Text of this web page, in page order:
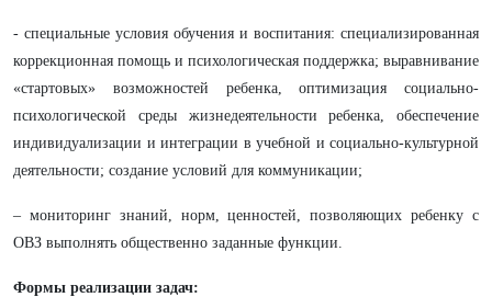
- специальные условия обучения и воспитания: специализированная
коррекционная помощь и психологическая поддержка; выравнивание
«стартовых» возможностей ребенка, оптимизация социально-
психологической среды жизнедеятельности ребенка, обеспечение
индивидуализации и интеграции в учебной и социально-культурной
деятельности; создание условий для коммуникации;
– мониторинг знаний, норм, ценностей, позволяющих ребенку с
ОВЗ выполнять общественно заданные функции.
Формы реализации задач: